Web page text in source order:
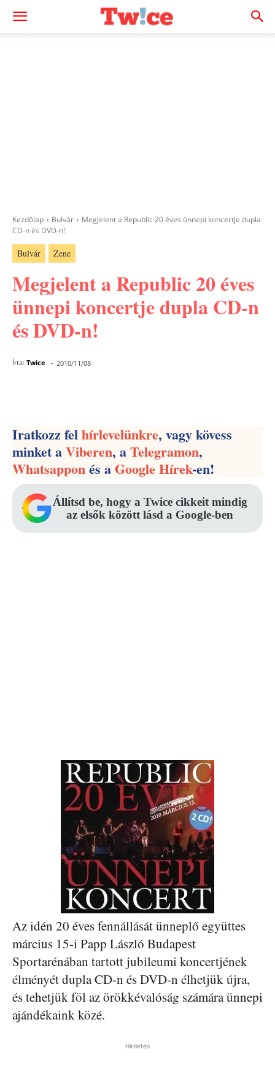
Kezdőlap Bulvár
Megjelent a Republic 20 éves ünnepi koncertje dupla
CD-n és DVD-n!
Bulvár Zene
Megjelent a Republic 20 éves
ünnepi koncertje dupla CD-n
és DVD-n!
Írta: Twice - 2010/11/08
Iratkozz felhírlevelünkre, vagy kövess
minket aViberen, aTelegramon,
Whatsapponés aGoogle Hírek-en!
Állítsd be, hogy a Twice cikkeit mindig
az elsők között lásd a Google-ben
Az idén 20 éves fennállását ünneplő együttes
március 15-i Papp László Budapest
Sportarénában tartott jubileumi koncertjének
élményét dupla CD-n és DVD-n élhetjük újra,
és tehetjük föl az örökkévalóság számára ünnepi
ajándékaink közé.
Hirdetés